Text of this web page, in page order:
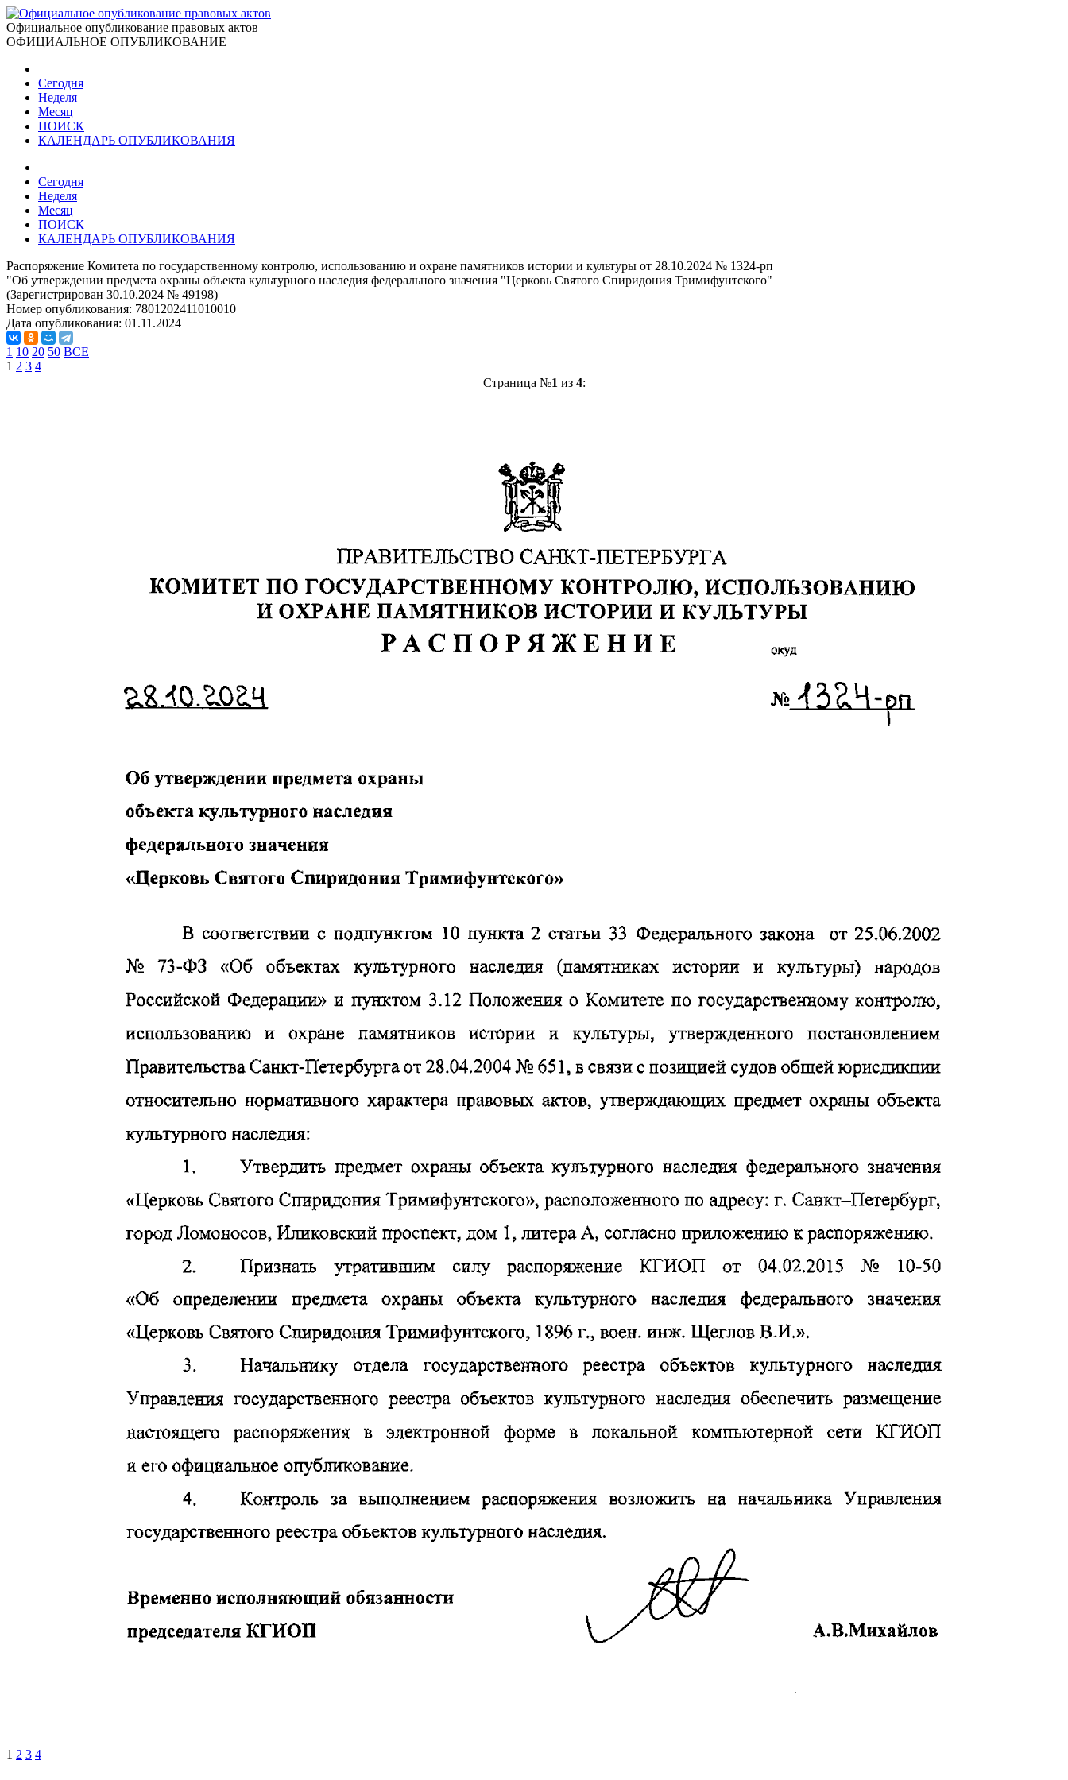
Официальное опубликование правовых актов
ОФИЦИАЛЬНОЕ ОПУБЛИКОВАНИЕ
Сегодня
Неделя
Месяц
ПОИСК
КАЛЕНДАРЬ ОПУБЛИКОВАНИЯ
Сегодня
Неделя
Месяц
ПОИСК
КАЛЕНДАРЬ ОПУБЛИКОВАНИЯ
Распоряжение Комитета по государственному контролю, использованию и охране памятников истории и культуры от 28.10.2024 № 1324-рп
"Об утверждении предмета охраны объекта культурного наследия федерального значения "Церковь Святого Спиридония Тримифунтского"
(Зарегистрирован 30.10.2024 № 49198)
Номер опубликования: 7801202411010010
Дата опубликования: 01.11.2024
1 10 20 50 ВСЕ
1 2 3 4
Страница №1 из 4:
1 2 3 4